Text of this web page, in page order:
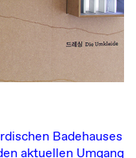
Badehauses
aktuellen Umgang